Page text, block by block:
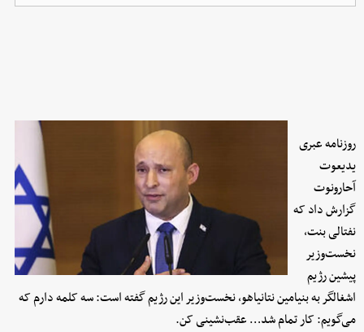
روزنامه عبری
یدیعوت
آحارونوت
گزارش داد که
نفتالی بنت،
نخست‌وزیر
پیشین رژیم
اشغالگر به بنیامین نتانیاهو، نخست‌وزیر این رژیم گفته است: سه کلمه دارم که
می‌گویم: کار تمام شد… عقب‌نشینی کن.